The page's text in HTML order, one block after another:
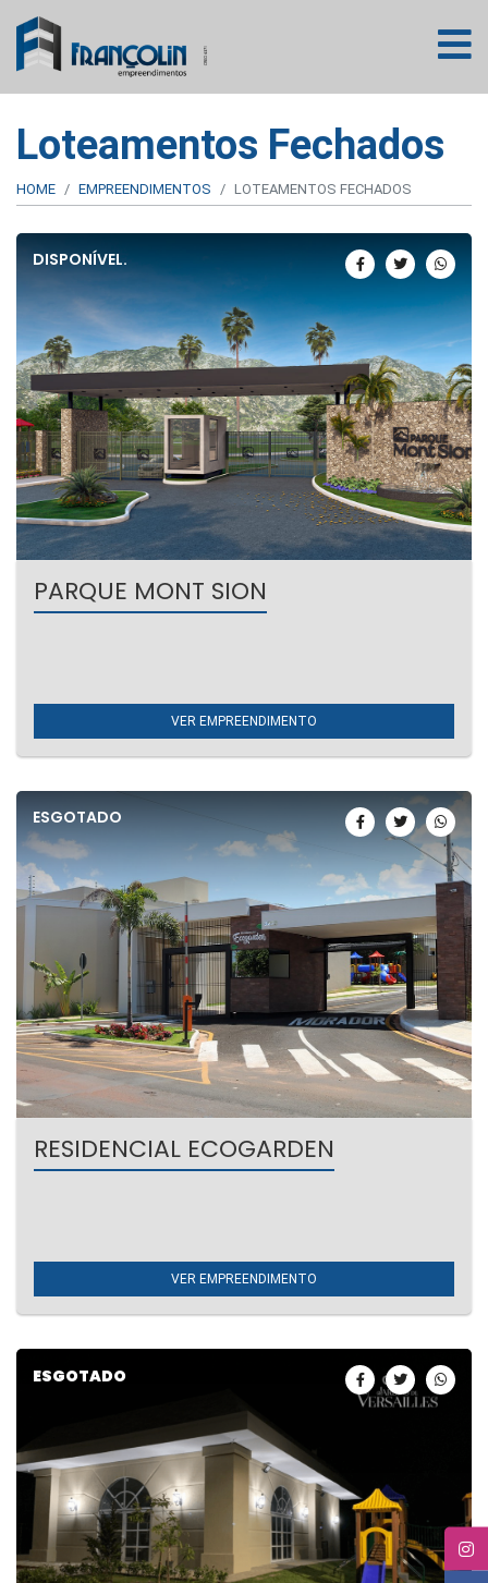
Loteamentos Fechados
HOME EMPREENDIMENTOS LOTEAMENTOS FECHADOS
DISPONÍVEL.
PARQUE MONT SION
VER EMPREENDIMENTO
ESGOTADO
RESIDENCIAL ECOGARDEN
VER EMPREENDIMENTO
ESGOTADO